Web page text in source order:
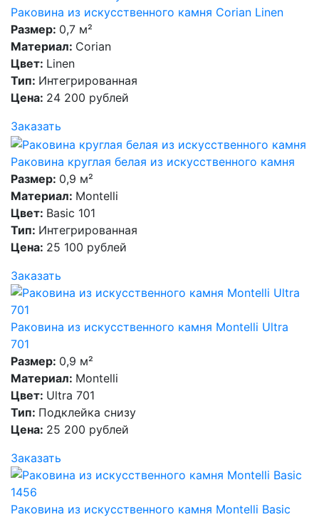
Раковина из искусственного камня Corian Linen
Размер: 0,7 м²
Материал: Corian
Цвет: Linen
Тип: Интегрированная
Цена: 24 200 рублей
Заказать
Раковина круглая белая из искусственного камня
Размер: 0,9 м²
Материал: Montelli
Цвет: Basic 101
Тип: Интегрированная
Цена: 25 100 рублей
Заказать
Раковина из искусственного камня Montelli Ultra
701
Размер: 0,9 м²
Материал: Montelli
Цвет: Ultra 701
Тип: Подклейка снизу
Цена: 25 200 рублей
Заказать
Раковина из искусственного камня Montelli Basic